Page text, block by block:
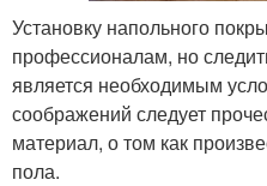
Установку напольного
профессионалам, но
является необходимым
соображений следует
материал, о том как
пола.